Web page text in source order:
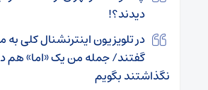
دیدند؟!
در تلویزیون اینترنشنال کلی به
گفتند/ جمله من یک «اما» هم
نگذاشتند بگویم